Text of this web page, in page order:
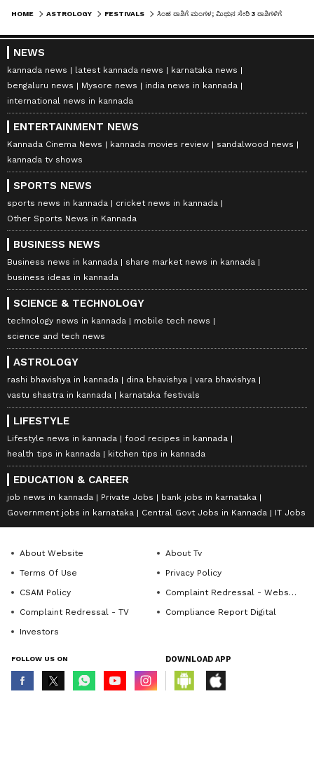
HOME ASTROLOGY FESTIVALS
NEWS
kannada news latest kannada news
karnataka news
bengaluru news
Mysore news
india news in kannada
international news in kannada
ENTERTAINMENT NEWS
Kannada Cinema News kannada movies review
sandalwood news
kannada tv shows
SPORTS NEWS
sports news in kannada
cricket news in kannada
Other Sports News in Kannada
BUSINESS NEWS
Business news in kannada
share market news in kannada
business ideas in kannada
SCIENCE & TECHNOLOGY
technology news in kannada
mobile tech news
science and tech news
ASTROLOGY
rashi bhavishya in kannada dina bhavishya
vara bhavishya
vastu shastra in kannada
karnataka festivals
LIFESTYLE
Lifestyle news in kannada
food recipes in kannada
health tips in kannada
kitchen tips in kannada
EDUCATION & CAREER
job news in kannada Private Jobs
bank jobs in karnataka
Government jobs in karnataka
Central Govt Jobs in Kannada IT Jobs
About Website
About Tv
Terms Of Use
Privacy Policy
CSAM Policy
Complaint Redressal - Website
Complaint Redressal - TV
Compliance Report Digital
Investors
FOLLOW US ON DOWNLOAD APP